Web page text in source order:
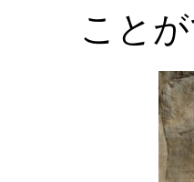
ことが